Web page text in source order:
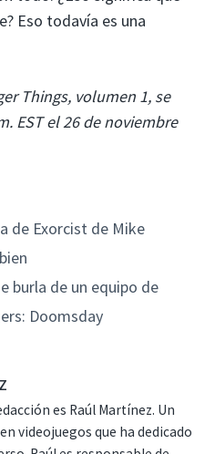
Eso todavía es una
Things, volumen 1, se
EST el 26 de noviembre
de Exorcist de Mike
burla de un equipo de
Doomsday
es Raúl Martínez. Un
videojuegos que ha dedicado